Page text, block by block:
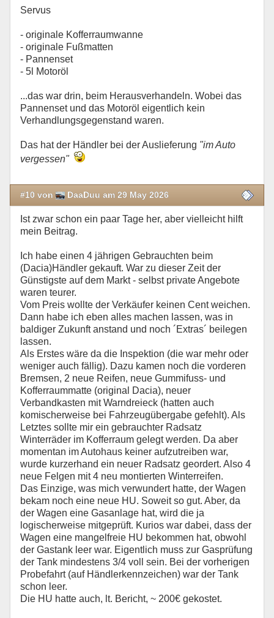
Servus
- originale Kofferraumwanne
- originale Fußmatten
- Pannenset
- 5l Motoröl
...das war drin, beim Herausverhandeln. Wobei das
Pannenset und das Motoröl eigentlich kein
Verhandlungsgegenstand waren.
Das hat der Händler bei der Auslieferung "im Auto
vergessen"
#10 von DaaDuu am 29 May 2026
Ist zwar schon ein paar Tage her, aber vielleicht hilft
mein Beitrag.
Ich habe einen 4 jährigen Gebrauchten beim
(Dacia)Händler gekauft. War zu dieser Zeit der
Günstigste auf dem Markt - selbst private Angebote
waren teurer.
Vom Preis wollte der Verkäufer keinen Cent weichen.
Dann habe ich eben alles machen lassen, was in
baldiger Zukunft anstand und noch ´Extras´ beilegen
lassen.
Als Erstes wäre da die Inspektion (die war mehr oder
weniger auch fällig). Dazu kamen noch die vorderen
Bremsen, 2 neue Reifen, neue Gummifuss- und
Kofferraummatte (original Dacia), neuer
Verbandkasten mit Warndreieck (hatten auch
komischerweise bei Fahrzeugübergabe gefehlt). Als
Letztes sollte mir ein gebrauchter Radsatz
Winterräder im Kofferraum gelegt werden. Da aber
momentan im Autohaus keiner aufzutreiben war,
wurde kurzerhand ein neuer Radsatz geordert. Also 4
neue Felgen mit 4 neu montierten Winterreifen.
Das Einzige, was mich verwundert hatte, der Wagen
bekam noch eine neue HU. Soweit so gut. Aber, da
der Wagen eine Gasanlage hat, wird die ja
logischerweise mitgeprüft. Kurios war dabei, dass der
Wagen eine mangelfreie HU bekommen hat, obwohl
der Gastank leer war. Eigentlich muss zur Gasprüfung
der Tank mindestens 3/4 voll sein. Bei der vorherigen
Probefahrt (auf Händlerkennzeichen) war der Tank
schon leer.
Die HU hatte auch, lt. Bericht, ~ 200€ gekostet.